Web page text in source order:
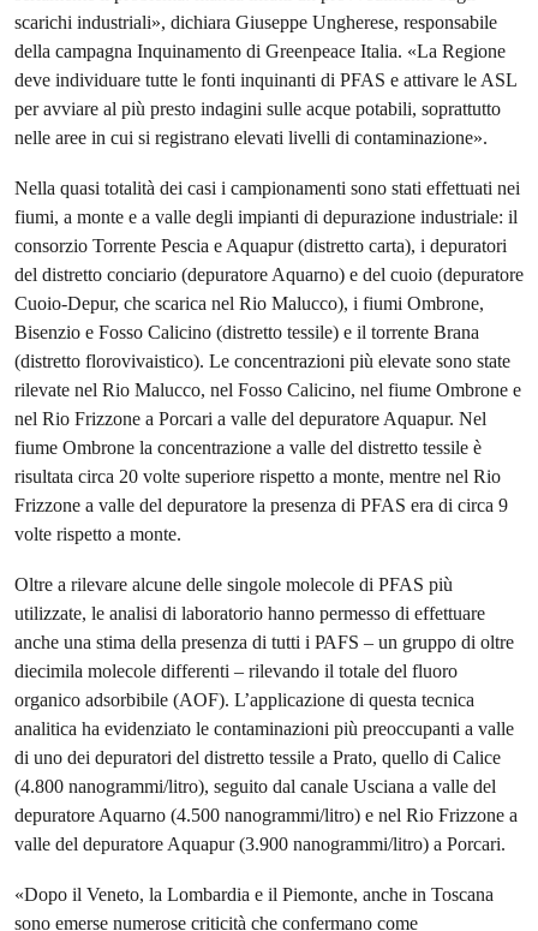
scarichi industriali», dichiara Giuseppe Ungherese, responsabile
della campagna Inquinamento di Greenpeace Italia. «La Regione
deve individuare tutte le fonti inquinanti di PFAS e attivare le ASL
per avviare al più presto indagini sulle acque potabili, soprattutto
nelle aree in cui si registrano elevati livelli di contaminazione».
Nella quasi totalità dei casi i campionamenti sono stati effettuati nei
fiumi, a monte e a valle degli impianti di depurazione industriale: il
consorzio Torrente Pescia e Aquapur (distretto carta), i depuratori
del distretto conciario (depuratore Aquarno) e del cuoio (depuratore
Cuoio-Depur, che scarica nel Rio Malucco), i fiumi Ombrone,
Bisenzio e Fosso Calicino (distretto tessile) e il torrente Brana
(distretto florovivaistico). Le concentrazioni più elevate sono state
rilevate nel Rio Malucco, nel Fosso Calicino, nel fiume Ombrone e
nel Rio Frizzone a Porcari a valle del depuratore Aquapur. Nel
fiume Ombrone la concentrazione a valle del distretto tessile è
risultata circa 20 volte superiore rispetto a monte, mentre nel Rio
Frizzone a valle del depuratore la presenza di PFAS era di circa 9
volte rispetto a monte.
Oltre a rilevare alcune delle singole molecole di PFAS più
utilizzate, le analisi di laboratorio hanno permesso di effettuare
anche una stima della presenza di tutti i PAFS – un gruppo di oltre
diecimila molecole differenti – rilevando il totale del fluoro
organico adsorbibile (AOF). L’applicazione di questa tecnica
analitica ha evidenziato le contaminazioni più preoccupanti a valle
di uno dei depuratori del distretto tessile a Prato, quello di Calice
(4.800 nanogrammi/litro), seguito dal canale Usciana a valle del
depuratore Aquarno (4.500 nanogrammi/litro) e nel Rio Frizzone a
valle del depuratore Aquapur (3.900 nanogrammi/litro) a Porcari.
«Dopo il Veneto, la Lombardia e il Piemonte, anche in Toscana
sono emerse numerose criticità che confermano come